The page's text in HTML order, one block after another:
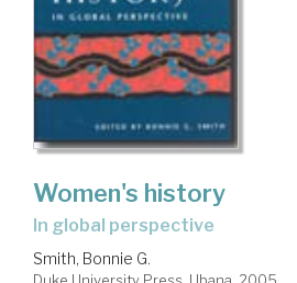
Women's history
in global perspective
Smith, Bonnie G.
Duke University Press. Ubana, 2005